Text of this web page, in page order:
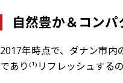
ダナン大聖堂
ハン市場
ダナン博物館
自然豊か＆コンパ
2017年時点で、ダナン市内
であり⁽¹⁾リフレッシュする